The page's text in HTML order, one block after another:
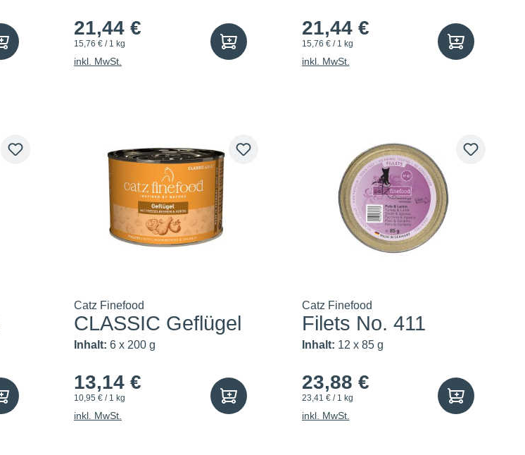
21,44 €
15,76 € / 1 kg
inkl. MwSt.
21,44 €
15,76 € / 1 kg
inkl. MwSt.
Catz Finefood
CLASSIC Geflügel
Inhalt: 6 x 200 g
13,14 €
10,95 € / 1 kg
inkl. MwSt.
Catz Finefood
Filets No. 411
Inhalt: 12 x 85 g
23,88 €
23,41 € / 1 kg
inkl. MwSt.